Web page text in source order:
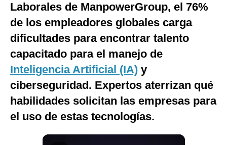
Mix
G de Gestión
Notas Contratadas
Podcast
Videos
Fotogalerías
Laborales de ManpowerGroup, el 76%
de los empleadores globales carga
dificultades para encontrar talento
capacitado para el manejo de
Inteligencia Artificial (IA) y
ciberseguridad. Expertos aterrizan qué
habilidades solicitan las empresas para
el uso de estas tecnologías.